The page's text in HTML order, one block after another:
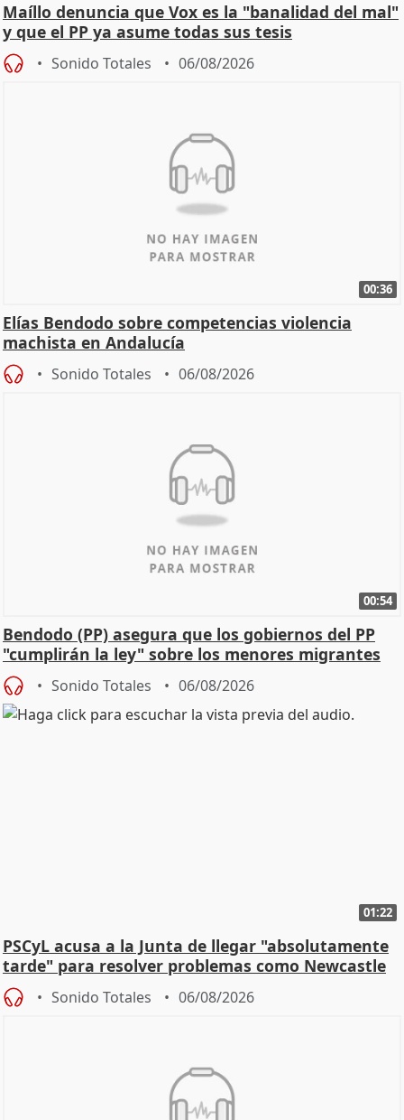
Maíllo denuncia que Vox es la "banalidad del mal"
y que el PP ya asume todas sus tesis
Sonido Totales 06/08/2026
00:36
Elías Bendodo sobre competencias violencia
machista en Andalucía
Sonido Totales 06/08/2026
00:54
Bendodo (PP) asegura que los gobiernos del PP
"cumplirán la ley" sobre los menores migrantes
Sonido Totales 06/08/2026
01:22
PSCyL acusa a la Junta de llegar "absolutamente
tarde" para resolver problemas como Newcastle
Sonido Totales 06/08/2026